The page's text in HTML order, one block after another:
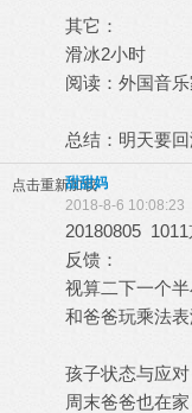
其它：
滑冰2小时
阅读：外国音
总结：明天要
点击重新加载
甜甜妈
2018-8-6 10:08:23
20180805
反馈：
视算二下一个半
和爸爸玩乘法表
孩子状态与应对
周末爸爸也在